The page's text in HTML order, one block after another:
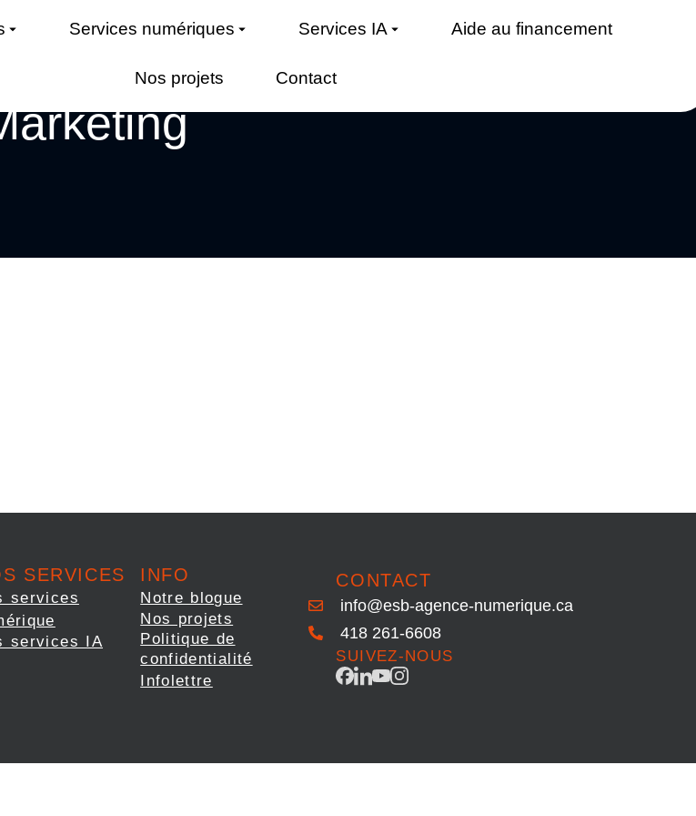
Services numériques Services IA Aide au financement
Nos projets Contact
TEAM CATEGORY
SERVICES
services
services IA
INFO
Notre blogue
Nos projets
Politique de
confidentialité
Infolettre
CONTACT
info@esb-agence-numerique.ca
418 261-6608
SUIVEZ-NOUS